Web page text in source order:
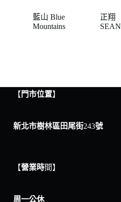
藍山 Blue
Mountains
正翔
SEAN
【 門市位置】
新北市樹林區田尾街243號
【營業時間】
周一公休